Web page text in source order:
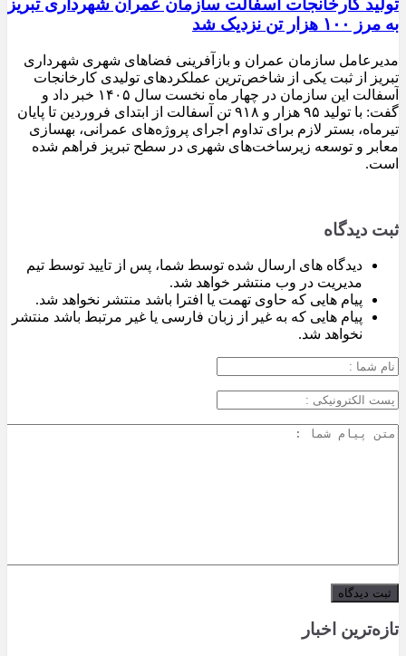
تولید کارخانجات آسفالت سازمان عمران شهرداری تبریز
به مرز ۱۰۰ هزار تن نزدیک شد
مدیرعامل سازمان عمران و بازآفرینی فضاهای شهری شهرداری
تبریز از ثبت یکی از شاخص‌ترین عملکردهای تولیدی کارخانجات
آسفالت این سازمان در چهار ماه نخست سال ۱۴۰۵ خبر داد و
گفت: با تولید ۹۵ هزار و ۹۱۸ تن آسفالت از ابتدای فروردین تا پایان
تیرماه، بستر لازم برای تداوم اجرای پروژه‌های عمرانی، بهسازی
معابر و توسعه زیرساخت‌های شهری در سطح تبریز فراهم شده
است.
ثبت دیدگاه
دیدگاه های ارسال شده توسط شما، پس از تایید توسط تیم
مدیریت در وب منتشر خواهد شد.
پیام هایی که حاوی تهمت یا افترا باشد منتشر نخواهد شد.
پیام هایی که به غیر از زبان فارسی یا غیر مرتبط باشد منتشر
نخواهد شد.
تازه‌ترین اخبار